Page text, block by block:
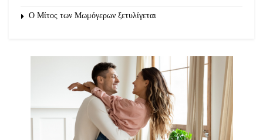
O Μίτος των Μωμόγερων ξετυλίγεται